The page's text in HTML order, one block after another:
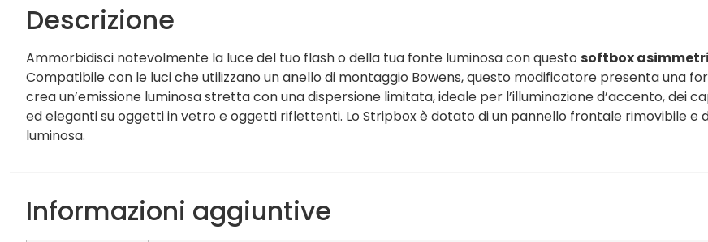
Descrizione
Ammorbidisci notevolmente la luce del tuo flash o della tua fonte luminosa con questo softbox
Compatibile con le luci che utilizzano un anello di montaggio Bowens, questo modificatore presenta una
crea un’emissione luminosa stretta con una dispersione limitata, ideale per l’illuminazione d’accento, dei
ed eleganti su oggetti in vetro e oggetti riflettenti. Lo Stripbox è dotato di un pannello frontale rimovibile
luminosa.
Informazioni aggiuntive